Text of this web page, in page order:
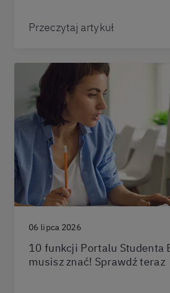
Przeczytaj artykuł
06 lipca 2026
10 funkcji Portalu Studenta
musisz znać! Sprawdź teraz